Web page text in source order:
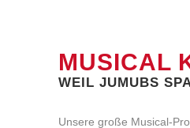
MUSICAL
WEIL JUMUBS
Unsere große Musical-